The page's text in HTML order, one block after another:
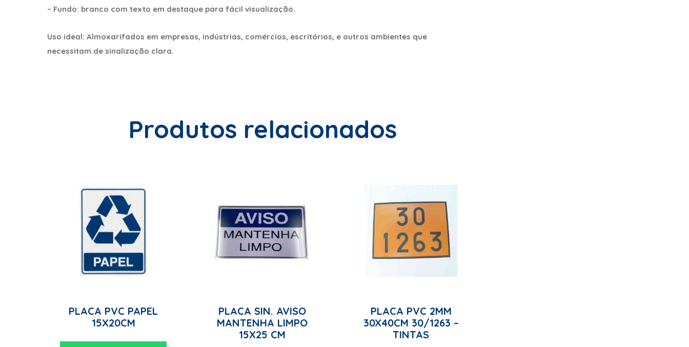
– Fundo: branco com texto em destaque para fácil visualização.
Uso ideal: Almoxarifados em empresas, indústrias, comércios, escritórios, e outros ambientes que
necessitam de sinalização clara.
Produtos relacionados
PLACA PVC PAPEL
15X20CM
PLACA SIN. AVISO
MANTENHA LIMPO
15X25 CM
PLACA PVC 2MM
30X40CM 30/1263 –
TINTAS